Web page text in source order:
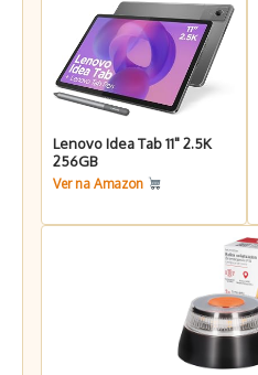
Lenovo Idea Tab 11" 2.5K
256GB
Ver na Amazon